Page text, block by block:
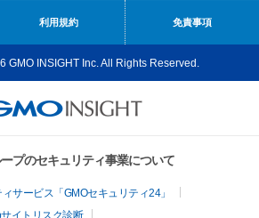
利用規約 免責事項
GMO INSIGHT Inc. All Rights Reserved.
プのセキュリティ事業について
サービス「GMOセキュリティ24」
イトリスク診断